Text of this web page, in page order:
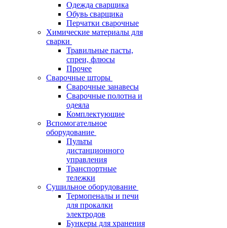
Одежда сварщика
Обувь сварщика
Перчатки сварочные
Химические материалы для
сварки
Травильные пасты,
спреи, флюсы
Прочее
Сварочные шторы
Сварочные занавесы
Сварочные полотна и
одеяла
Комплектующие
Вспомогательное
оборудование
Пульты
дистанционного
управления
Транспортные
тележки
Сушильное оборудование
Термопеналы и печи
для прокалки
электродов
Бункеры для хранения